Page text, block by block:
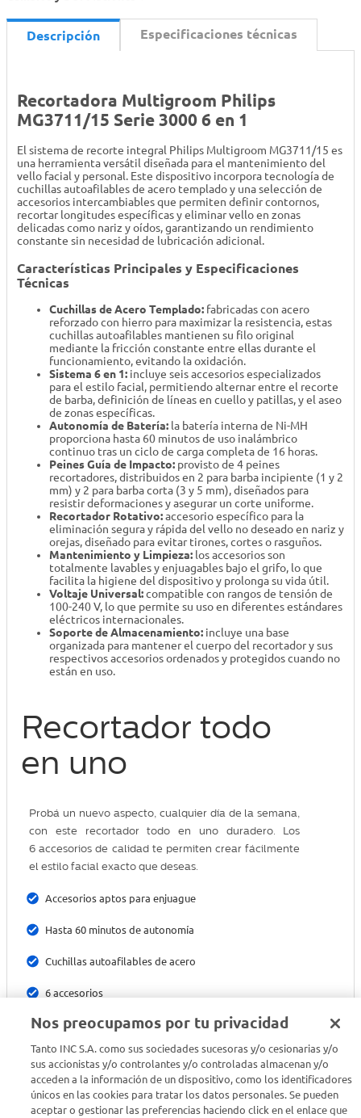
Descripción Especificaciones técnicas
Recortadora Multigroom Philips
MG3711/15 Serie 3000 6 en 1
El sistema de recorte integral Philips Multigroom MG3711/15 es
una herramienta versátil diseñada para el mantenimiento del
vello facial y personal. Este dispositivo incorpora tecnología de
cuchillas autoafilables de acero templado y una selección de
accesorios intercambiables que permiten definir contornos,
recortar longitudes específicas y eliminar vello en zonas
delicadas como nariz y oídos, garantizando un rendimiento
constante sin necesidad de lubricación adicional.
Características Principales y Especificaciones
Técnicas
Cuchillas de Acero Templado: fabricadas con acero
reforzado con hierro para maximizar la resistencia, estas
cuchillas autoafilables mantienen su filo original
mediante la fricción constante entre ellas durante el
funcionamiento, evitando la oxidación.
Sistema 6 en 1: incluye seis accesorios especializados
para el estilo facial, permitiendo alternar entre el recorte
de barba, definición de líneas en cuello y patillas, y el aseo
de zonas específicas.
Autonomía de Batería: la batería interna de Ni-MH
proporciona hasta 60 minutos de uso inalámbrico
continuo tras un ciclo de carga completa de 16 horas.
Peines Guía de Impacto: provisto de 4 peines
recortadores, distribuidos en 2 para barba incipiente (1 y 2
mm) y 2 para barba corta (3 y 5 mm), diseñados para
resistir deformaciones y asegurar un corte uniforme.
Recortador Rotativo:accesorio específico para la
eliminación segura y rápida del vello no deseado en nariz y
orejas, diseñado para evitar tirones, cortes o rasguños.
Mantenimiento y Limpieza: los accesorios son
totalmente lavables y enjuagables bajo el grifo, lo que
facilita la higiene del dispositivo y prolonga su vida útil.
Voltaje Universal:compatible con rangos de tensión de
100-240 V, lo que permite su uso en diferentes estándares
eléctricos internacionales.
Soporte de Almacenamiento: incluye una base
organizada para mantener el cuerpo del recortador y sus
respectivos accesorios ordenados y protegidos cuando no
están en uso.
Recortador todo
en uno
Probá un nuevo aspecto, cualquier día de la semana,
con este recortador todo en uno duradero. Los
6 accesorios de calidad te permiten crear fácilmente
el estilo facial exacto que deseas.
Accesorios aptos para enjuague
Hasta 60 minutos de autonomía
Cuchillas autoafilables de acero
6 accesorios
Características
Nos preocupamos por tu privacidad
Tanto INC S.A. como sus sociedades sucesoras y/o cesionarias y/o
sus accionistas y/o controlantes y/o controladas almacenan y/o
acceden a la información de un dispositivo, como los identificadores
únicos en las cookies para tratar los datos personales. Se pueden
aceptar o gestionar las preferencias haciendo click en el enlace que